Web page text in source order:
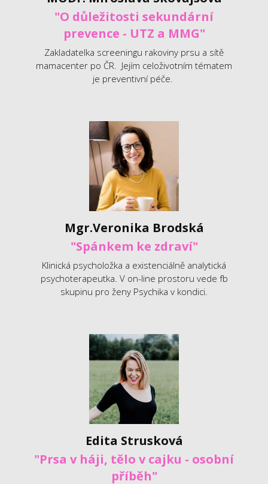
"O důležitosti sekundární
prevence - UTZ a MMG"
Zakladatelka screeningu rakoviny prsu a sítě
mamacenter po ČR. Jejím celoživotním tématem
je preventivní péče.
Mgr.Veronika Brodská
"Spánkem ke zdraví"
Klinická psycholožka a existenciálně analytická
psychoterapeutka. V on-line prostoru vede fb
skupinu pro ženy Psychika v kondici.
Edita Strusková
"Prsa v háji, tělo v cajku - osobní
příběh"